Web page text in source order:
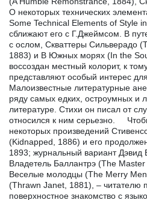
О некоторых технических
Some Technical Elements of Style
сближают его с Г.Джеймсом. В
с ослом, Скваттеры Сильверадо
1883) и В Южных морях (In the
воссоздан местный колорит, к
представляют особый интерес
Малоизвестные литературные
ряду самых едких, остроумных и
литературе. Стихи он писал от
относился к ним серьезно.
некоторых произведений
(Kidnapped, 1886) и его
1893; журнальный вариант Дэвид
Владетель Баллантрэ (The
Веселые молодцы (The Merry
(Thrawn Janet, 1881), – читателю
поверхностное знакомство с